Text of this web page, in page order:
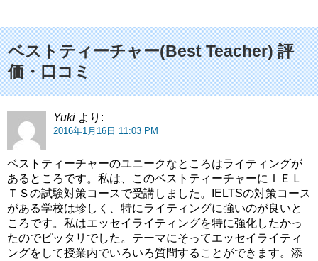
ベストティーチャー(Best Teacher) 評
価・口コミ
Yuki より:
2016年1月16日 11:03 PM
ベストティーチャーのユニークなところはライティングが
あるところです。私は、このベストティーチャーにＩＥＬ
ＴＳの試験対策コースで受講しました。IELTSの対策コース
がある学校は珍しく、特にライティングに強いのが良いと
ころです。私はエッセイライティングを特に強化したかっ
たのでピッタリでした。テーマにそってエッセイライティ
ングをして授業内でいろいろ質問することができます。添